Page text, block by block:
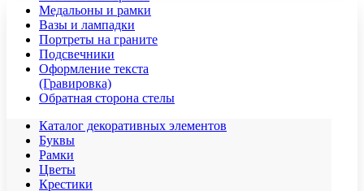
Медальоны и рамки
Вазы и лампадки
Портреты на граните
Подсвечники
Оформление текста
(Гравировка)
Обратная сторона стелы
Каталог декоративных элементов
Буквы
Рамки
Цветы
Крестики